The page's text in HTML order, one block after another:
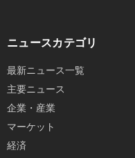
ニュースカテゴリ
最新ニュース一覧
主要ニュース
企業・産業
マーケット
経済